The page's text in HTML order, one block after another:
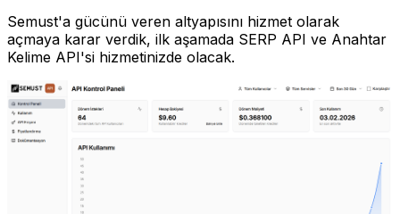
Semust'a gücünü veren altyapısını hizmet olarak
açmaya karar verdik, ilk aşamada SERP API ve Anahtar
Kelime API'si hizmetinizde olacak.